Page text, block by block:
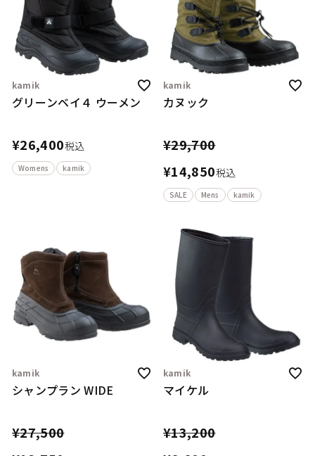
kamik
グリーンベイ４ ウーメン
¥26,400税込
Womens kamik
kamik
カヌック
¥29,700
¥14,850税込
SALE Mens kamik
kamik
シャンプラン WIDE
¥27,500
kamik
マイケル
¥13,200